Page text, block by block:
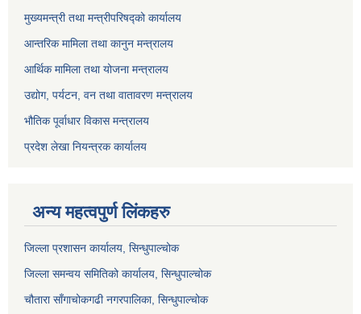
मुख्यमन्त्री तथा मन्त्रीपरिषद्को कार्यालय
आन्तरिक मामिला तथा कानुन मन्त्रालय
आर्थिक मामिला तथा योजना मन्त्रालय
उद्योग, पर्यटन, वन तथा वातावरण मन्त्रालय
भौतिक पूर्वाधार विकास मन्त्रालय
प्रदेश लेखा नियन्त्रक कार्यालय
अन्य महत्वपुर्ण लिंकहरु
जिल्ला प्रशासन कार्यालय, सिन्धुपाल्चोक
जिल्ला समन्वय समितिको कार्यालय, सिन्धुपाल्चोक
चौतारा साँगाचोकगढी नगरपालिका, सिन्धुपाल्चोक